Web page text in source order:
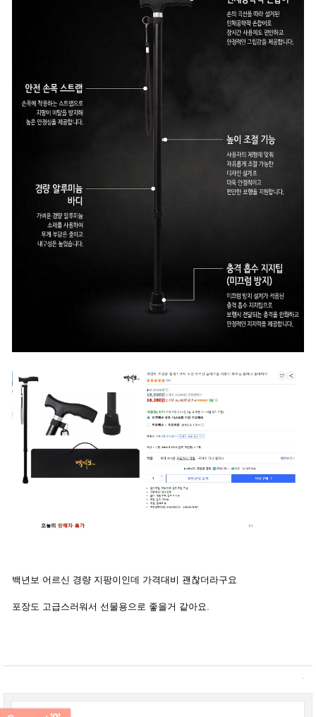
백년보 어르신 경량 지팡이인데 가격대비 괜찮더라구요
포장도 고급스러워서 선물용으로 좋을거 같아요.